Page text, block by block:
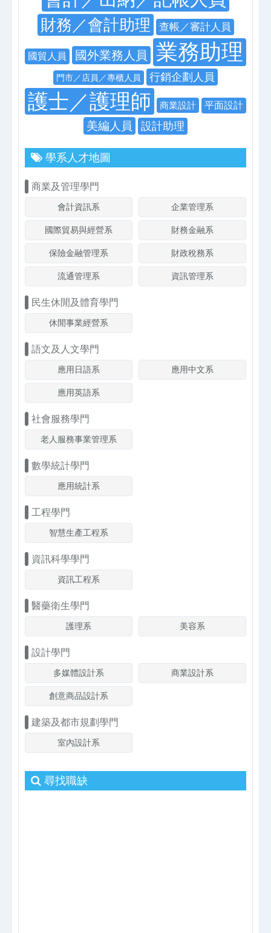
財務／會計助理 查帳／審計人員
國貿人員 國外業務人員 業務助理
門市／店員／專櫃人員 行銷企劃人員
護士／護理師 商業設計 平面設計
美編人員 設計助理
學系人才地圖
商業及管理學門
會計資訊系 企業管理系
國際貿易與經營系 財務金融系
保險金融管理系 財政稅務系
流通管理系 資訊管理系
民生休閒及體育學門
休閒事業經營系
語文及人文學門
應用日語系 應用中文系
應用英語系
社會服務學門
老人服務事業管理系
數學統計學門
應用統計系
工程學門
智慧生產工程系
資訊科學學門
資訊工程系
醫藥衛生學門
護理系 美容系
設計學門
多媒體設計系 商業設計系
創意商品設計系
建築及都市規劃學門
室內設計系
尋找職缺